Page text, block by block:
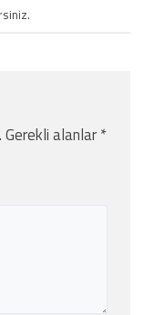
Gerekli alanlar*